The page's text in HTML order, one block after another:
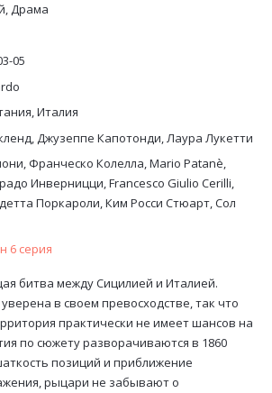
Драма
05
Италия
Джузеппе Капотонди, Лаура Лукетти
Франческо Колелла, Mario Patanè,
Инверницци, Francesco Giulio Cerilli,
Поркароли, Ким Росси Стюарт, Сол
6 серия
битва между Сицилией и Италией.
в своем превосходстве, так что
практически не имеет шансов на
по сюжету разворачиваются в 1860
позиций и приближение
рыцари не забывают о